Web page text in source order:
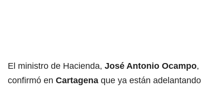
El ministro de Hacienda, José Antonio Ocampo,
confirmó en Cartagena que ya están adelantando